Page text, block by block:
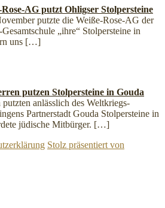
Rose-AG putzt Ohligser Stolpersteine
putzte die Weiße-Rose-AG der
„ihre“ Stolpersteine in
uns […]
putzen Stolpersteine in Gouda
anlässlich des Weltkriegs-
Partnerstadt Gouda Stolpersteine in
jüdische Mitbürger. […]
Stolz präsentiert von